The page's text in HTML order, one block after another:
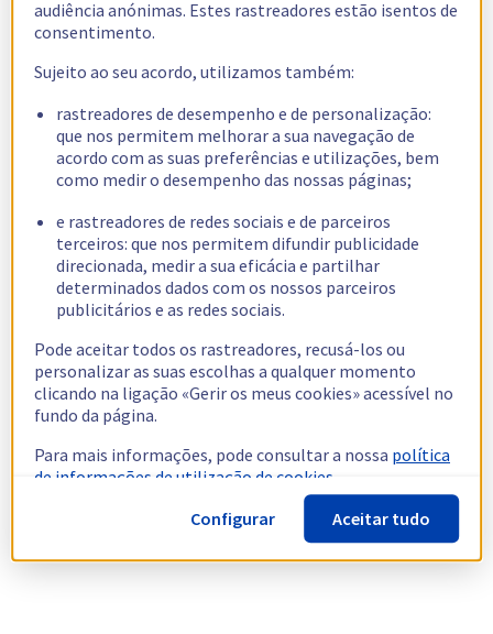
audiência anónimas. Estes rastreadores estão isentos de
consentimento.
Sujeito ao seu acordo, utilizamos também:
rastreadores de desempenho e de personalização:
que nos permitem melhorar a sua navegação de
acordo com as suas preferências e utilizações, bem
como medir o desempenho das nossas páginas;
e rastreadores de redes sociais e de parceiros
terceiros: que nos permitem difundir publicidade
direcionada, medir a sua eficácia e partilhar
determinados dados com os nossos parceiros
publicitários e as redes sociais.
Pode aceitar todos os rastreadores, recusá-los ou
personalizar as suas escolhas a qualquer momento
clicando na ligação «Gerir os meus cookies» acessível no
fundo da página.
Para mais informações, pode consultar a nossa política
de informações de utilização de cookies.
Configurar
Aceitar tudo